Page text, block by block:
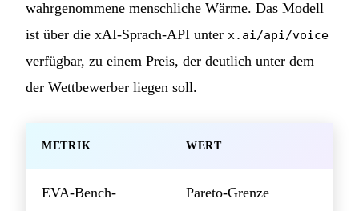
wahrgenommene menschliche Wärme. Das Modell
ist über die xAI-Sprach-API unter x.ai/api/voice
verfügbar, zu einem Preis, der deutlich unter dem
der Wettbewerber liegen soll.
METRIK WERT
EVA-Bench-
Pareto-Grenze